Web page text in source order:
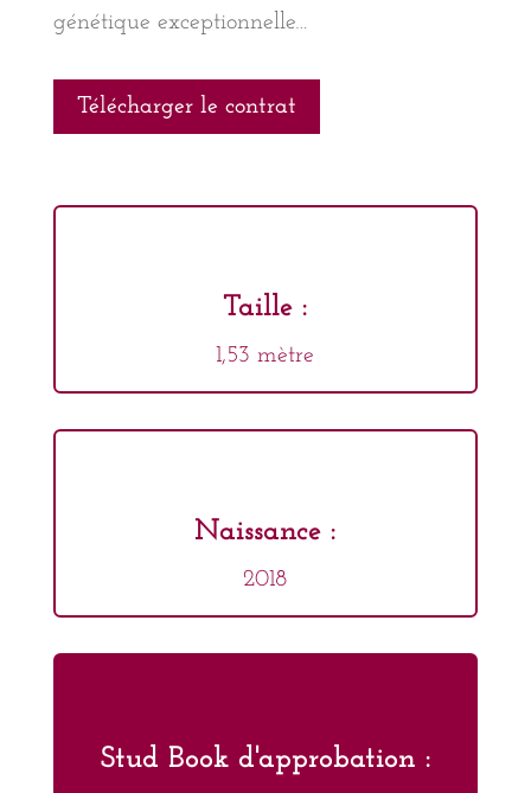
génétique exceptionnelle…
Télécharger le contrat
Taille :
1,53 mètre
Naissance :
2018
Stud Book d'approbation :